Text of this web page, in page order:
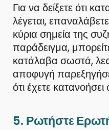
Για να δείξετε ότι
λέγεται,
κύρια σημεία της
παράδειγμα,
κατάλαβα σωστά,
αποφυγή
ότι έχετε
5. Ρωτήστε